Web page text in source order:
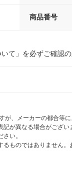
商品番号
て」を必ずご確認
、メーカーの都合等
が異なる場合がござ
い。
ものではありません